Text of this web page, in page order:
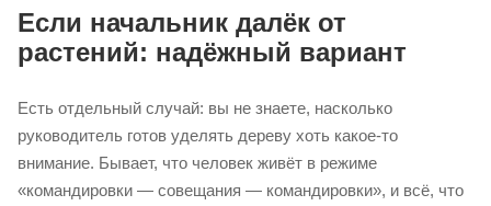
Если начальник далёк от
растений: надёжный вариант
Есть отдельный случай: вы не знаете, насколько
руководитель готов уделять дереву хоть какое-то
внимание. Бывает, что человек живёт в режиме
«командировки — совещания — командировки», и всё, что